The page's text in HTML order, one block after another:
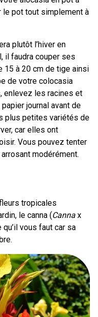
le pot tout simplement à
plutôt l’hiver en
il faudra couper ses
15 à 20 cm de tige ainsi
de votre colocasia
enlevez les racines et
journal avant de
plus petites variétés de
car elles ont
Vous pouvez tenter
modérément.
tropicales
le canna (Canna x
vous faut car sa